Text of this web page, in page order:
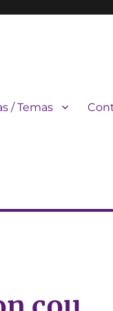
/ Temas